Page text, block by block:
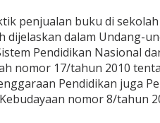
penjualan buku di
dijelaskan dalam Undang-
Pendidikan Nasional
nomor 17/tahun 2010
Pendidikan juga
nomor 8/tahun